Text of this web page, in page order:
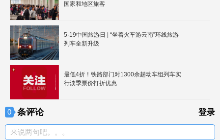
国家和地区旅客
5·19中国旅游日 | “坐着火车游云南”环线旅游
列车全新升级
最低4折！铁路部门对1300余趟动车组列车实
行淡季票价打折优惠
0 条评论 登录
来说两句吧。。。